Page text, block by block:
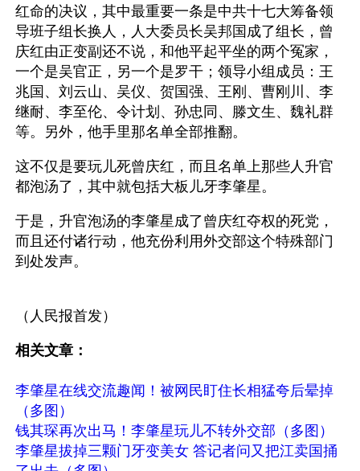
红命的决议，其中最重要一条是中共十七大筹备领
导班子组长换人，人大委员长吴邦国成了组长，曾
庆红由正变副还不说，和他平起平坐的两个冤家，
一个是吴官正，另一个是罗干；领导小组成员：王
兆国、刘云山、吴仪、贺国强、王刚、曹刚川、李
继耐、李至伦、令计划、孙忠同、滕文生、魏礼群
等。另外，他手里那名单全部推翻。
这不仅是要玩儿死曾庆红，而且名单上那些人升官
都泡汤了，其中就包括大板儿牙李肇星。
于是，升官泡汤的李肇星成了曾庆红夺权的死党，
而且还付诸行动，他充份利用外交部这个特殊部门
到处发声。
（人民报首发）
相关文章：
李肇星在线交流趣闻！被网民盯住长相猛夸后晕掉
（多图）
钱其琛再次出马！李肇星玩儿不转外交部（多图）
李肇星拔掉三颗门牙变美女 答记者问又把江卖国捅